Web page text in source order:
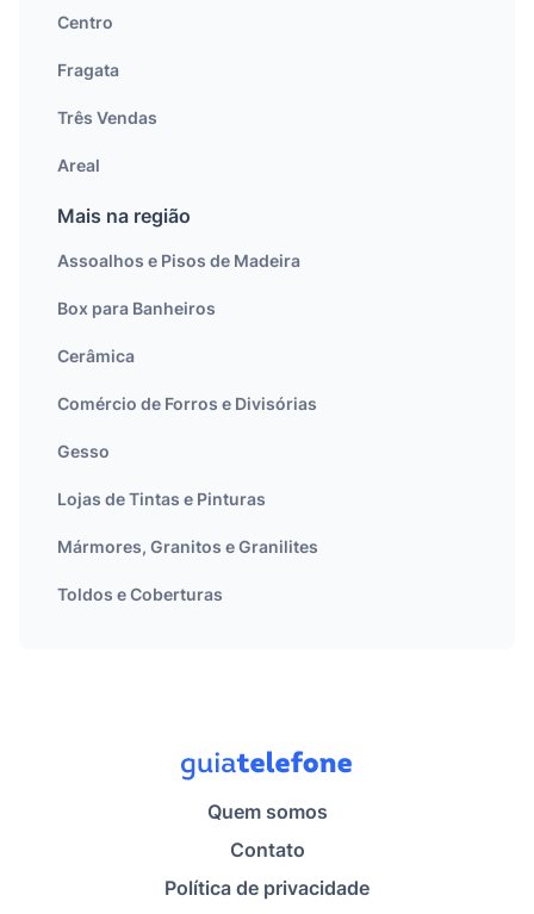
Centro
Fragata
Três Vendas
Areal
Mais na região
Assoalhos e Pisos de Madeira
Box para Banheiros
Cerâmica
Comércio de Forros e Divisórias
Gesso
Lojas de Tintas e Pinturas
Mármores, Granitos e Granilites
Toldos e Coberturas
Quem somos
Contato
Política de privacidade